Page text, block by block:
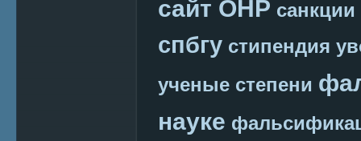
сайт ОНР санкции
спбгу стипендия
ученые степени
науке